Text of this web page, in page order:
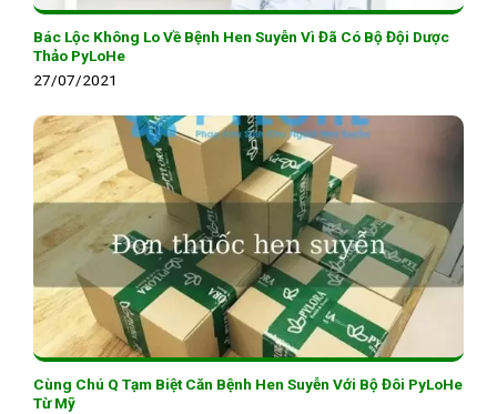
Bác Lộc Không Lo Về Bệnh Hen Suyễn Vì Đã Có Bộ Đội Dược
Thảo PyLoHe
27/07/2021
Cùng Chú Q Tạm Biệt Căn Bệnh Hen Suyễn Với Bộ Đôi PyLoHe
Từ Mỹ